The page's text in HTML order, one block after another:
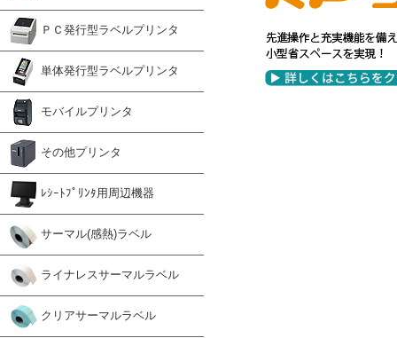
ＰＣ発行型ラベルプリンタ
単体発行型ラベルプリンタ
モバイルプリンタ
その他プリンタ
ﾚｼｰﾄﾌﾟﾘﾝﾀ用周辺機器
サーマル(感熱)ラベル
ライナレスサーマルラベル
クリアサーマルラベル